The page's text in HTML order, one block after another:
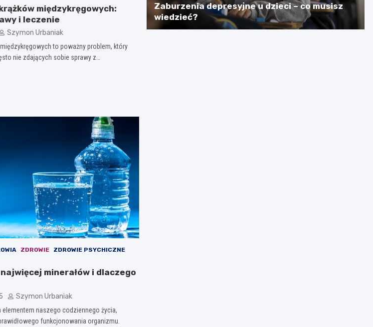
międzykręgowych:
i leczenie
Szymon Urbaniak
to poważny problem, który
nie zdających sobie sprawy z…
ZDROWIE
ZDROWIE PSYCHICZNE
minerałów i dlaczego
Szymon Urbaniak
elementem naszego codziennego życia,
funkcjonowania organizmu.
Zaburzenia depresyjne u dzieci – co musisz
wiedzieć?